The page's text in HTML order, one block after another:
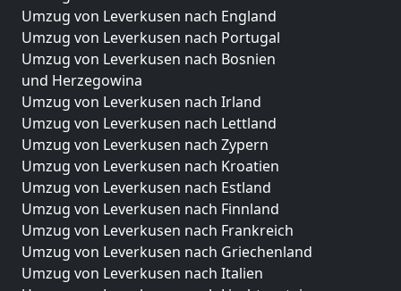
Umzug von Leverkusen nach England
Umzug von Leverkusen nach Portugal
Umzug von Leverkusen nach Bosnien
und Herzegowina
Umzug von Leverkusen nach Irland
Umzug von Leverkusen nach Lettland
Umzug von Leverkusen nach Zypern
Umzug von Leverkusen nach Kroatien
Umzug von Leverkusen nach Estland
Umzug von Leverkusen nach Finnland
Umzug von Leverkusen nach Frankreich
Umzug von Leverkusen nach Griechenland
Umzug von Leverkusen nach Italien